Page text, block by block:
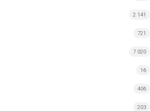
2 141
721
7 020
16
406
203